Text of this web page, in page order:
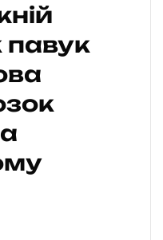
павук